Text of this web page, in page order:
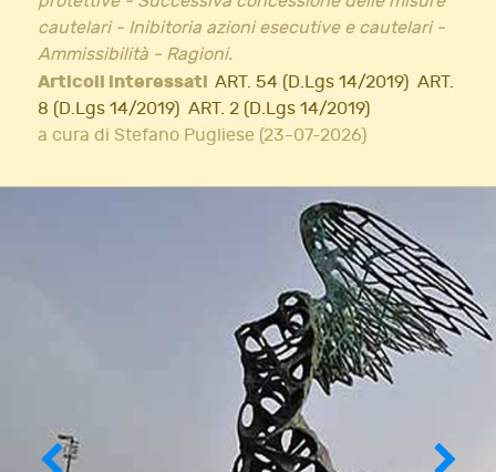
cautelari - Inibitoria azioni esecutive e cautelari -
Ammissibilità - Ragioni.
Articoli interessati ART. 54 (D.Lgs 14/2019) ART.
8 (D.Lgs 14/2019) ART. 2 (D.Lgs 14/2019)
a cura di Stefano Pugliese (23-07-2026)